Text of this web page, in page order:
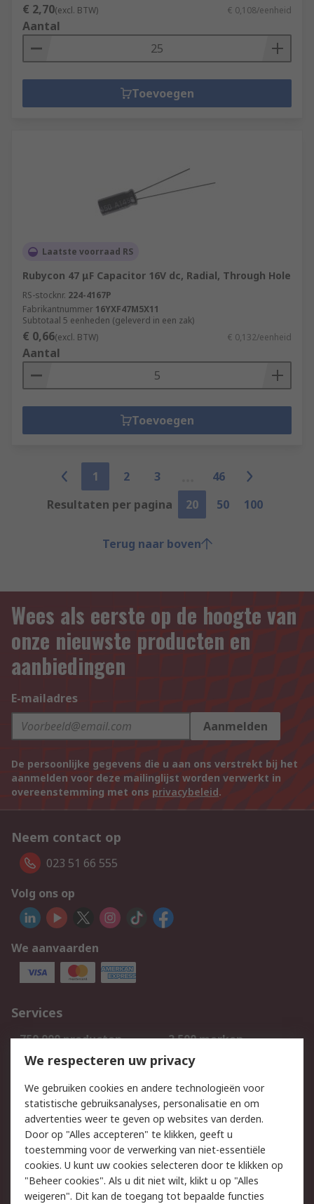
€ 2,70(excl. BTW) € 0,108/eenheid
Aantal
Toevoegen
Laatste voorraad RS
Rubycon 47 μF Capacitor 16V dc, Radial, Through Hole
RS-stocknr. 224-4167P
Fabrikantnummer 16YXF47M5X11
Subtotaal 5 eenheden (geleverd in een zak)
€ 0,66(excl. BTW) € 0,132/eenheid
Aantal
Toevoegen
1 2 3
46
Resultaten per pagina
20 50 100
Terug naar boven
Wees als eerste op de hoogte van
onze nieuwste producten en
aanbiedingen
E-mailadres
Aanmelden
De persoonlijke gegevens die u aan ons verstrekt bij het
aanmelden voor deze mailinglijst worden verwerkt in
overeenstemming met ons privacybeleid.
Neem contact op
023 51 66 555
Volg ons op
We aanvaarden
Services
750.000 producten
2.500 merken
Bestellen
Inkoopoplossingen
Track & Trace
Wettelijk
Cookiebeleid
Email veiligheid
Privacybeleid
Websitevoorwaarden
Algemene
We respecteren uw privacy
We gebruiken cookies en andere technologieën voor
statistische gebruiksanalyses, personalisatie en om
advertenties weer te geven op websites van derden.
Door op "Alles accepteren" te klikken, geeft u
toestemming voor de verwerking van niet-essentiële
cookies. U kunt uw cookies selecteren door te klikken op
"Beheer cookies". Als u dit niet wilt, klikt u op "Alles
weigeren". Dit kan de toegang tot bepaalde functies